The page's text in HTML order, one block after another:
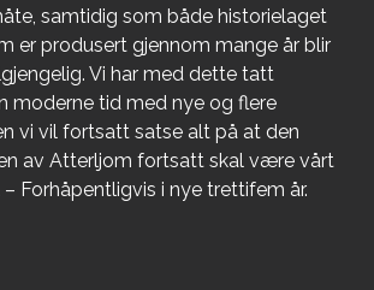
samtidig som både historielaget
er produsert gjennom mange år blir
Vi har med dette tatt
moderne tid med nye og flere
vi vil fortsatt satse alt på at den
av Atterljom fortsatt skal være vårt
Forhåpentligvis i nye trettifem år.